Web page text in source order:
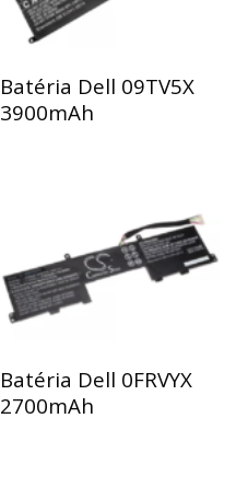
Batéria Dell 09TV5X
3900mAh
Batéria Dell 0FRVYX
2700mAh